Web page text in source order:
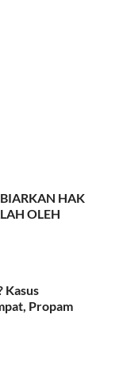
HAK
OLEH
Kasus
Propam